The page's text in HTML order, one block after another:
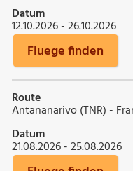
Datum
12.10.2026 - 26.10.2026
Fluege finden
Route
Antananarivo (TNR) -
Datum
21.08.2026 - 25.08.2026